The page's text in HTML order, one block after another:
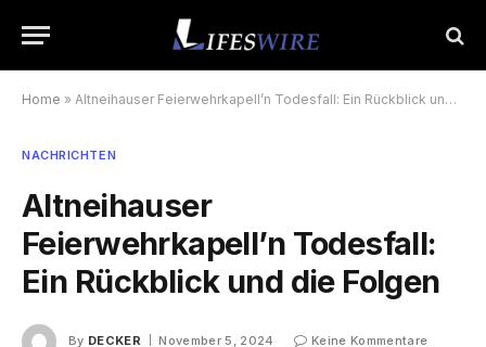
Home » Altneihauser Feierwehrkapell’n Todesfall: Ein Rückblick und die Folgen
NACHRICHTEN
Altneihauser
Feierwehrkapell’n Todesfall:
Ein Rückblick und die Folgen
By DECKER November 5, 2024
Keine Kommentare